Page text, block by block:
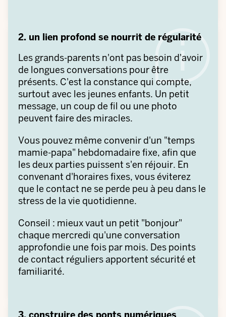
2. un lien profond se nourrit de régularité
Les grands-parents n'ont pas besoin d'avoir
de longues conversations pour être
présents. C'est la constance qui compte,
surtout avec les jeunes enfants. Un petit
message, un coup de fil ou une photo
peuvent faire des miracles.
Vous pouvez même convenir d'un "temps
mamie-papa" hebdomadaire fixe, afin que
les deux parties puissent s'en réjouir. En
convenant d'horaires fixes, vous éviterez
que le contact ne se perde peu à peu dans le
stress de la vie quotidienne.
Conseil : mieux vaut un petit "bonjour"
chaque mercredi qu'une conversation
approfondie une fois par mois. Des points
de contact réguliers apportent sécurité et
familiarité.